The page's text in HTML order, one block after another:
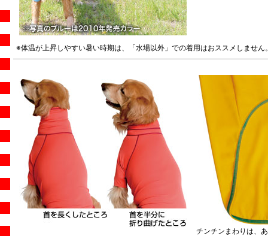
※体温が上昇しやすい暑い時期は、「水場以外」での着用はおススメしません
チンチンまわりは、